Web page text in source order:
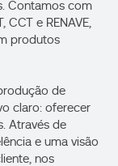
Contamos com
e RENAVE,
produtos
de
claro: oferecer
Através de
e uma visão
nos